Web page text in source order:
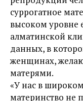
суррогатное
высоком уровне
алматинской
данных, в
женщинах,
матерями.
«У нас в
материнство не